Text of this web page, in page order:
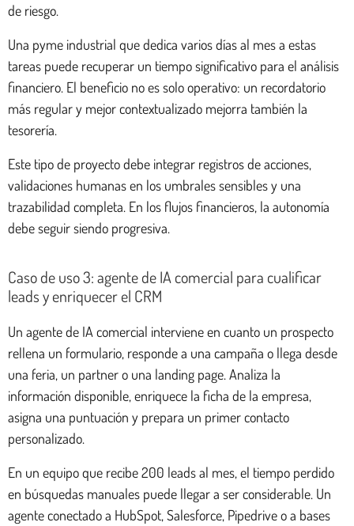
de riesgo.
Una pyme industrial que dedica varios días al mes a estas
tareas puede recuperar un tiempo significativo para el análisis
financiero. El beneficio no es solo operativo: un recordatorio
más regular y mejor contextualizado mejorra también la
tesorería.
Este tipo de proyecto debe integrar registros de acciones,
validaciones humanas en los umbrales sensibles y una
trazabilidad completa. En los flujos financieros, la autonomía
debe seguir siendo progresiva.
Caso de uso 3: agente de IA comercial para cualificar
leads y enriquecer el CRM
Un agente de IA comercial interviene en cuanto un prospecto
rellena un formulario, responde a una campaña o llega desde
una feria, un partner o una landing page. Analiza la
información disponible, enriquece la ficha de la empresa,
asigna una puntuación y prepara un primer contacto
personalizado.
En un equipo que recibe 200 leads al mes, el tiempo perdido
en búsquedas manuales puede llegar a ser considerable. Un
agente conectado a HubSpot, Salesforce, Pipedrive o a bases